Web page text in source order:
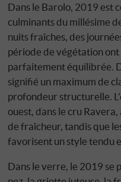
Dans le Barolo, 2019 est
culminants du millésime
nuits fraîches, des
période de végétation
parfaitement équilibrée.
signifié un maximum de
profondeur structurelle.
ouest, dans le cru
de fraîcheur, tandis que
favorisent un style tendu
Dans le verre, le 2019 se